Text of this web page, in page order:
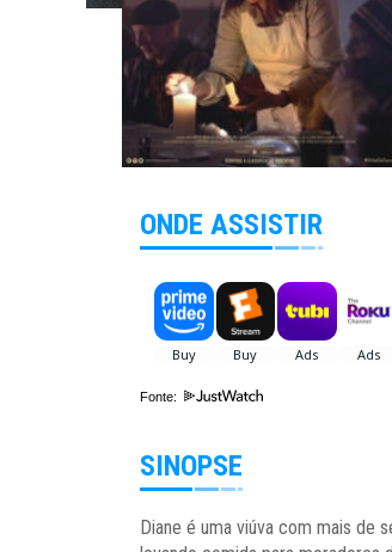
ONDE ASSISTIR
Fonte:
SINOPSE
Diane é uma viúva com mais de